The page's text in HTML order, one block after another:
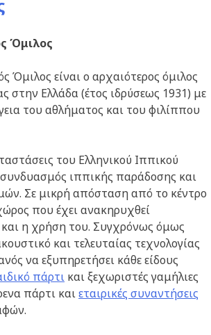
Όμιλος
Όμιλος είναι ο αρχαιότερος όμιλος
στην Ελλάδα (έτος ιδρύσεως 1931) με
του αθλήματος και του φιλίππου
του Ελληνικού Ιππικού
συνδυασμός ιππικής παράδοσης και
Σε μικρή απόσταση από το κέντρο
που έχει ανακηρυχθεί
η χρήση του. Συγχρόνως όμως
και τελευταίας τεχνολογίας
να εξυπηρετήσει κάθε είδους
πάρτι και ξεχωριστές γαμήλιες
πάρτι καιεταιρικές συναντήσεις